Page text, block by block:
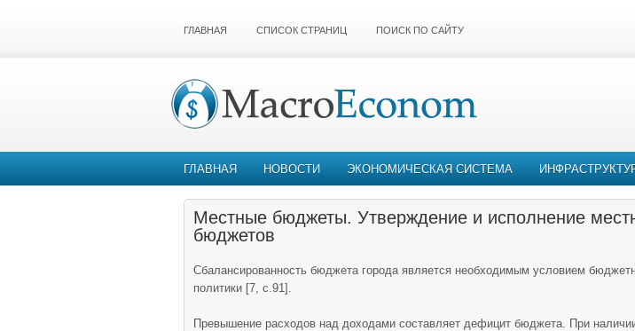
ГЛАВНАЯ СПИСОК СТРАНИЦ ПОИСК ПО САЙТУ
ГЛАВНАЯ НОВОСТИ ЭКОНОМИЧЕСКАЯ СИСТЕМА
Местные бюджеты. Утверждение и исполнение
бюджетов
Сбалансированность бюджета города является необходимым условием
политики [7, с.91].
Превышение расходов над доходами составляет дефицит бюджета. При